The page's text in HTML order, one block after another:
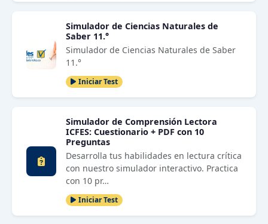
Simulador de Ciencias Naturales de
Saber 11.°
Simulador de Ciencias Naturales de Saber
11.°
Iniciar Test
Simulador de Comprensión Lectora
ICFES: Cuestionario + PDF con 10
Preguntas
Desarrolla tus habilidades en lectura crítica
con nuestro simulador interactivo. Practica
con 10 pr…
Iniciar Test